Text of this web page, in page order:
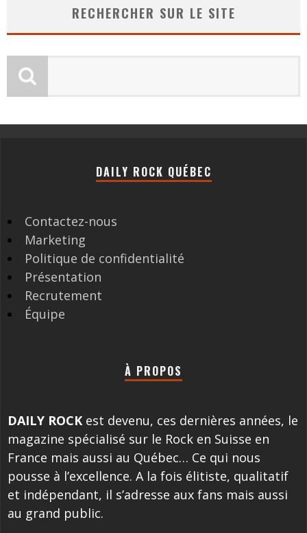
RECHERCHER SUR LE SITE
DAILY ROCK QUÉBEC
Contactez-nous
Marketing
Politique de confidentialité
Présentation
Recrutement
Équipe
À PROPOS
DAILY ROCK est devenu, ces dernières années, le
magazine spécialisé sur le Rock en Suisse en
France mais aussi au Québec… Ce qui nous
pousse à l’excellence. A la fois élitiste, qualitatif
et indépendant, il s’adresse aux fans mais aussi
au grand public.